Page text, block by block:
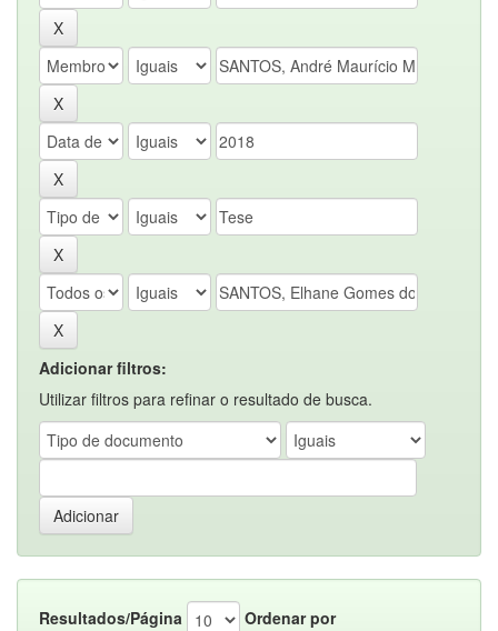
Adicionar filtros:
Utilizar filtros para refinar o resultado de busca.
Resultados/Página
Ordenar por